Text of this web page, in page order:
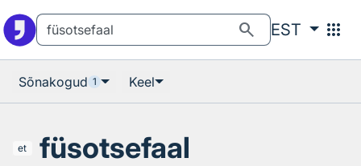
search EST apps
Sõnakogud 1 Keel
et füsotsefaal